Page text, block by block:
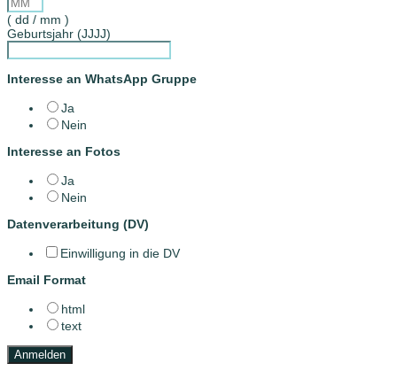
( dd / mm )
Geburtsjahr (JJJJ)
Interesse an WhatsApp Gruppe
Ja
Nein
Interesse an Fotos
Ja
Nein
Datenverarbeitung (DV)
Einwilligung in die DV
Email Format
html
text